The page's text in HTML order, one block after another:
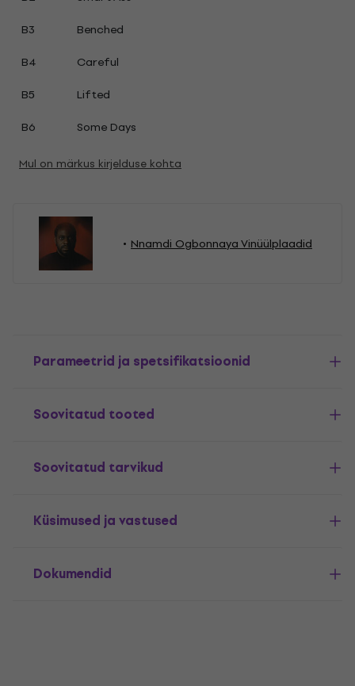
B3
Benched
B4
Careful
B5
Lifted
B6
Some Days
Mul on märkus kirjelduse kohta
Nnamdi Ogbonnaya Vinüülplaadid
Parameetrid ja spetsifikatsioonid
Soovitatud tooted
Soovitatud tarvikud
Küsimused ja vastused
Dokumendid